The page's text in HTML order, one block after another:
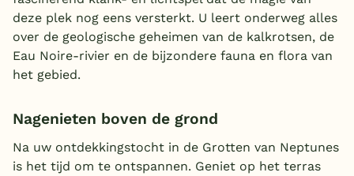
Alle populaire faciliteiten
Keuzehulp
Nederland
deze plek nog eens versterkt. U leert onderweg alles
over de geologische geheimen van de kalkrotsen, de
Eau Noire-rivier en de bijzondere fauna en flora van
het gebied.
Nagenieten boven de grond
Na uw ontdekkingstocht in de Grotten van Neptunes
is het tijd om te ontspannen. Geniet op het terras